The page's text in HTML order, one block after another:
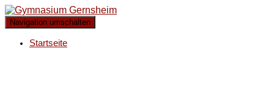
Navigation umschalten
Startseite